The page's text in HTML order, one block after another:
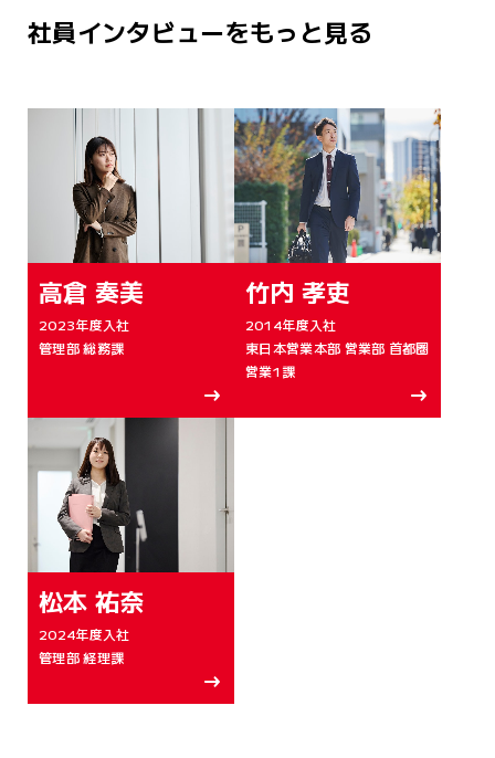
社員インタビューをもっと見る
高倉 奏美
2023年度入社
管理部 総務課
竹内 孝吏
2014年度入社
東日本営業本部 営業部 首都圏
営業1課
松本 祐奈
2024年度入社
管理部 経理課